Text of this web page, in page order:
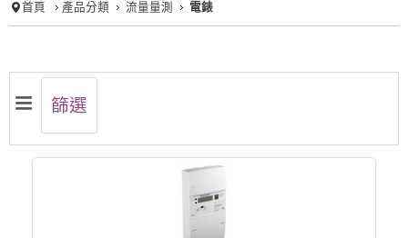
首頁 產品分類 流量量測 電錶
篩選